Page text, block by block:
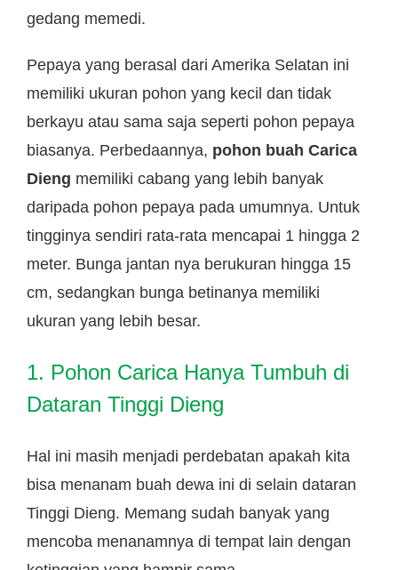
gedang memedi.
Pepaya yang berasal dari Amerika Selatan ini
memiliki ukuran pohon yang kecil dan tidak
berkayu atau sama saja seperti pohon pepaya
biasanya. Perbedaannya, pohon buah Carica
Dieng memiliki cabang yang lebih banyak
daripada pohon pepaya pada umumnya. Untuk
tingginya sendiri rata-rata mencapai 1 hingga 2
meter. Bunga jantan nya berukuran hingga 15
cm, sedangkan bunga betinanya memiliki
ukuran yang lebih besar.
1. Pohon Carica Hanya Tumbuh di
Dataran Tinggi Dieng
Hal ini masih menjadi perdebatan apakah kita
bisa menanam buah dewa ini di selain dataran
Tinggi Dieng. Memang sudah banyak yang
mencoba menanamnya di tempat lain dengan